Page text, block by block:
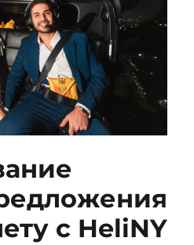
с HeliNY